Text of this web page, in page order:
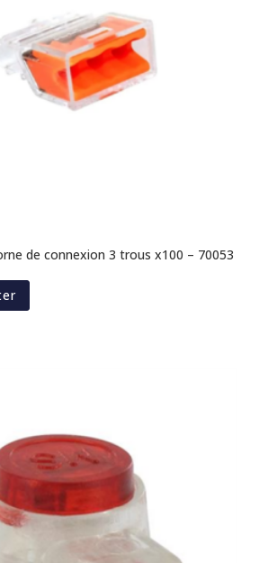
de connexion 3 trous x100 – 70053